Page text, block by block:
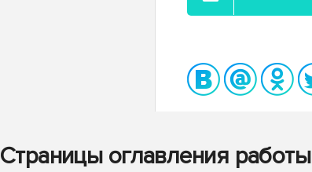
Страницы оглавления работы